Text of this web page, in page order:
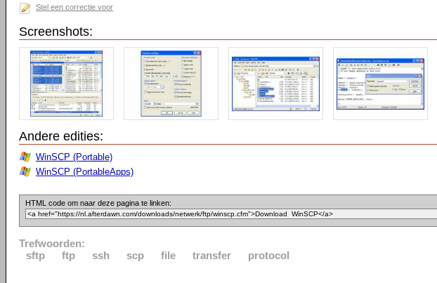
Stel een correctie voor
Screenshots:
Andere edities:
WinSCP (Portable)
WinSCP (PortableApps)
HTML code om naar deze pagina te linken:
Trefwoorden:
sftp
ftp ssh scp file transfer protocol